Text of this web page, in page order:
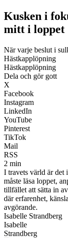
Kusken i
mitt i loppet
När varje beslut i
Hästkapplöpning
Hästkapplöpning
Dela och gör gott
X
Facebook
Instagram
LinkedIn
YouTube
Pinterest
TikTok
Mail
RSS
2 min
I travets värld är det
måste läsa loppet,
tillfället att sätta in
där erfarenhet,
avgörande.
Isabelle Strandberg
Isabelle
Strandberg